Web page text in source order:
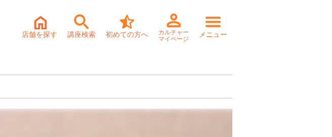
店舗を探す 講座検索 初めての方へ
カルチャー
マイページ
メニュー